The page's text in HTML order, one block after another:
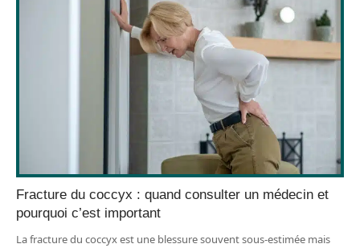
Fracture du coccyx : quand consulter un médecin et
pourquoi c’est important
La fracture du coccyx est une blessure souvent sous-estimée mais